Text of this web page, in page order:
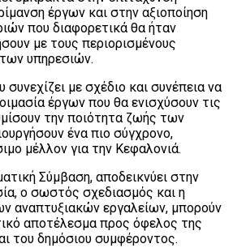
έργων και στην αξιοποίηση
που διαφορετικά θα ήταν
με τους περιορισμένους
υπηρεσιών.
με σχέδιο και συνέπεια να
έργων που θα ενισχύσουν τις
την ποιότητα ζωής των
ένα πιο σύγχρονο,
μέλλον για την Κεφαλονιά.
Σύμβαση, αποδεικνύει στην
ο σωστός σχεδιασμός και η
αναπτυξιακών εργαλείων, μπορούν
αποτέλεσμα προς όφελος της
του δημόσιου συμφέροντος.